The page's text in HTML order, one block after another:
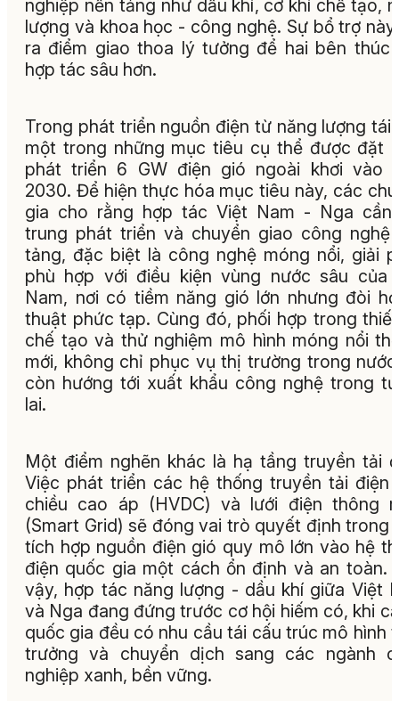
nghiệp nền tảng như dầu khí, cơ khí chế tạo,
lượng và khoa học - công nghệ. Sự bổ trợ
ra điểm giao thoa lý tưởng để hai bên thúc
hợp tác sâu hơn.
Trong phát triển nguồn điện từ năng lượng tái
một trong những mục tiêu cụ thể được đặt
phát triển 6 GW điện gió ngoài khơi vào
2030. Để hiện thực hóa mục tiêu này, các
gia cho rằng hợp tác Việt Nam - Nga cần
trung phát triển và chuyển giao công nghệ
tảng, đặc biệt là công nghệ móng nổi, giải
phù hợp với điều kiện vùng nước sâu của
Nam, nơi có tiềm năng gió lớn nhưng đòi
thuật phức tạp. Cùng đó, phối hợp trong
chế tạo và thử nghiệm mô hình móng nổi
mới, không chỉ phục vụ thị trường trong
còn hướng tới xuất khẩu công nghệ trong
lai.
Một điểm nghẽn khác là hạ tầng truyền tải
Việc phát triển các hệ thống truyền tải điện
chiều cao áp (HVDC) và lưới điện thông
(Smart Grid) sẽ đóng vai trò quyết định trong
tích hợp nguồn điện gió quy mô lớn vào hệ
điện quốc gia một cách ổn định và an toàn.
vậy, hợp tác năng lượng - dầu khí giữa Việt
và Nga đang đứng trước cơ hội hiếm có, khi
quốc gia đều có nhu cầu tái cấu trúc mô hình
trưởng và chuyển dịch sang các ngành
nghiệp xanh, bền vững.